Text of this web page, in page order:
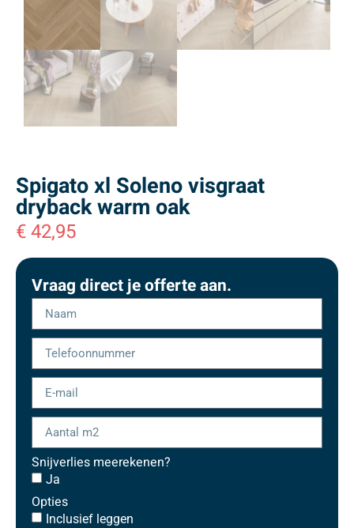
Spigato xl Soleno visgraat
dryback warm oak
€42,95
Vraag direct je offerte aan.
Snijverlies meerekenen?
Ja
Opties
Inclusief leggen